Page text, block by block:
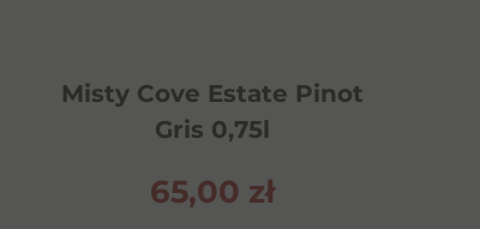
Misty Cove Estate Pinot
Gris 0,75l
65,00 zł